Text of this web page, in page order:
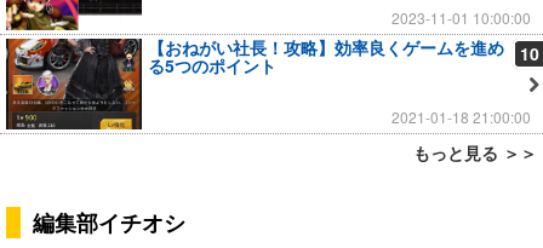
2023-11-01 10:00:00
10
【おねがい社長！攻略】効率良くゲームを進め
る5つのポイント
2021-01-18 21:00:00
もっと見る ＞＞
編集部イチオシ